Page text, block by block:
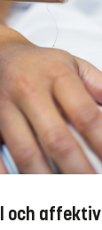
och affektiv